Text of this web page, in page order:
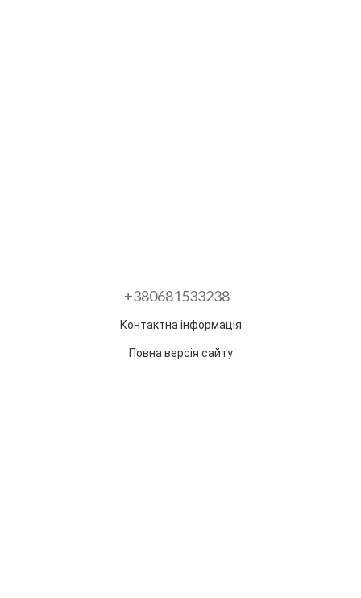
+380681533238
Контактна інформація
Повна версія сайту